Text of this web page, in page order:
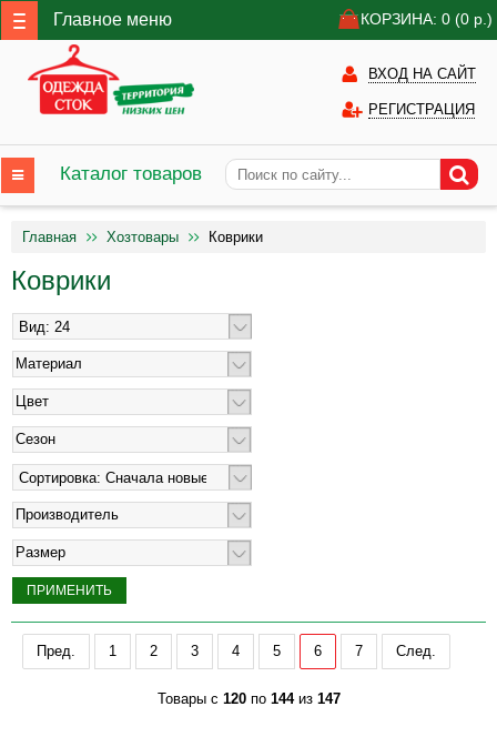
Главное меню КОРЗИНА: 0 (0 р.)
ВХОД НА САЙТ
РЕГИСТРАЦИЯ
Каталог товаров
Главная Хозтовары Коврики
Коврики
Материал
Цвет
Сезон
Производитель
Размер
Пред. 1 2 3 4 5 6 7 След.
Товары с 120по 144из 147